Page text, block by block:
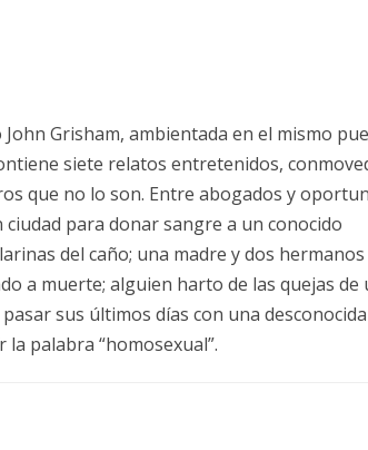
Grisham, ambientada en el mismo
siete relatos entretenidos,
que no lo son. Entre abogados y
para donar sangre a un conocido
del caño; una madre y dos hermanos
a muerte; alguien harto de las quejas de
sus últimos días con una desconocida
palabra “homosexual”.